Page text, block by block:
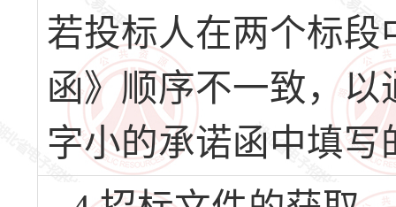
若投标人在两个标
函》顺序不一致，
字小的承诺函中填写